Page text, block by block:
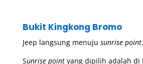
Bukit Kingkong Bromo
Jeep langsung menuju sunrise point.
Sunrise point yang dipilih adalah di